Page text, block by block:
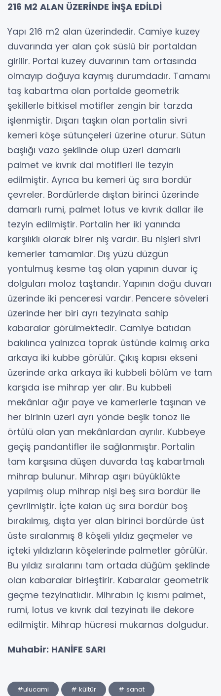
216 M2 ALAN ÜZERİNDE İNŞA EDİLDİ
Yapı 216 m2 alan üzerindedir. Camiye kuzey
duvarında yer alan çok süslü bir portaldan
girilir. Portal kuzey duvarının tam ortasında
olmayıp doğuya kaymış durumdadır. Tamamı
taş kabartma olan portalde geometrik
şekillerle bitkisel motifler zengin bir tarzda
işlenmiştir. Dışarı taşkın olan portalin sivri
kemeri köşe sütunçeleri üzerine oturur. Sütun
başlığı vazo şeklinde olup üzeri damarlı
palmet ve kıvrık dal motifleri ile tezyin
edilmiştir. Ayrıca bu kemeri üç sıra bordür
çevreler. Bordürlerde dıştan birinci üzerinde
damarlı rumi, palmet lotus ve kıvrık dallar ile
tezyin edilmiştir. Portalin her iki yanında
karşılıklı olarak birer niş vardır. Bu nişleri sivri
kemerler tamamlar. Dış yüzü düzgün
yontulmuş kesme taş olan yapının duvar iç
dolguları moloz taştandır. Yapının doğu duvarı
üzerinde iki penceresi vardır. Pencere söveleri
üzerinde her biri ayrı tezyinata sahip
kabaralar görülmektedir. Camiye batıdan
bakılınca yalnızca toprak üstünde kalmış arka
arkaya iki kubbe görülür. Çıkış kapısı ekseni
üzerinde arka arkaya iki kubbeli bölüm ve tam
karşıda ise mihrap yer alır. Bu kubbeli
mekânlar ağır paye ve kamerlerle taşınan ve
her birinin üzeri ayrı yönde beşik tonoz ile
örtülü olan yan mekânlardan ayrılır. Kubbeye
geçiş pandantifler ile sağlanmıştır. Portalin
tam karşısına düşen duvarda taş kabartmalı
mihrap bulunur. Mihrap aşırı büyüklükte
yapılmış olup mihrap nişi beş sıra bordür ile
çevrilmiştir. İçte kalan üç sıra bordür boş
bırakılmış, dışta yer alan birinci bordürde üst
üste sıralanmış 8 köşeli yıldız geçmeler ve
içteki yıldızların köşelerinde palmetler görülür.
Bu yıldız sıralarını tam ortada düğüm şeklinde
olan kabaralar birleştirir. Kabaralar geometrik
geçme tezyinatlıdır. Mihrabın iç kısmı palmet,
rumi, lotus ve kıvrık dal tezyinatı ile dekore
edilmiştir. Mihrap hücresi mukarnas dolgudur.
Muhabir: HANİFE SARI
#ulucami # kültür # sanat